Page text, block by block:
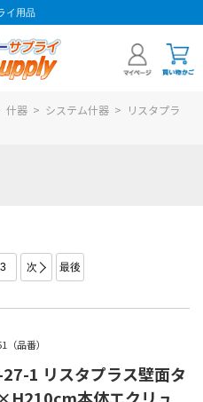
イ用品
什器 > システム什器 > リスタプラ
3 次 最後
（品番）
1 リスタプラス壁面タ